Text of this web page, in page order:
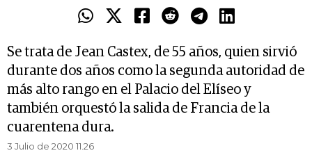
Se trata de Jean Castex, de 55 años, quien sirvió
durante dos años como la segunda autoridad de
más alto rango en el Palacio del Elíseo y
también orquestó la salida de Francia de la
cuarentena dura.
3 Julio de 2020 11.26